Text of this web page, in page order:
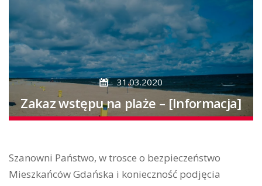
31.03.2020
Zakaz wstępu na plaże – [Informacja]
Szanowni Państwo, w trosce o bezpieczeństwo
Mieszkańców Gdańska i konieczność podjęcia